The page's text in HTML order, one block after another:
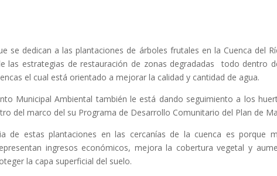
se dedican a las plantaciones de árboles frutales en la Cuenca del
las estrategias de restauración de zonas degradadas todo dentro
el cual está orientado a mejorar la calidad y cantidad de agua.
Municipal Ambiental también le está dando seguimiento a los
del marco del su Programa de Desarrollo Comunitario del Plan de
de estas plantaciones en las cercanías de la cuenca es porque
ingresos económicos, mejora la cobertura vegetal y
la capa superficial del suelo.